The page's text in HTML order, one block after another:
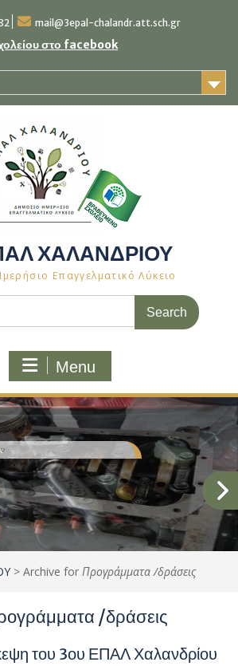
mail@3epal-chalandr.att.sch.gr
στο facebook
ΧΑΛΑΝΔΡΙΟΥ
Επαγγελματικό Λύκειο
Menu
> Archive for Προγράμματα /δράσεις
/δράσεις
του 3ου ΕΠΑΛ Χαλανδρίου